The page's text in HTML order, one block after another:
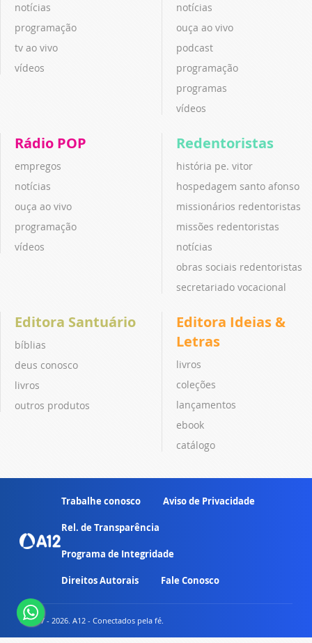
notícias
programação
tv ao vivo
vídeos
notícias
ouça ao vivo
podcast
programação
programas
vídeos
Rádio POP
empregos
notícias
ouça ao vivo
programação
vídeos
Redentoristas
história pe. vitor
hospedagem santo afonso
missionários redentoristas
missões redentoristas
notícias
obras sociais redentoristas
secretariado vocacional
Editora Santuário
bíblias
deus conosco
livros
outros produtos
Editora Ideias &
Letras
livros
coleções
lançamentos
ebook
catálogo
Trabalhe conosco Aviso de Privacidade
Rel. de Transparência
Programa de Integridade
Direitos Autorais Fale Conosco
© 2007 - 2026. A12 - Conectados pela fé.